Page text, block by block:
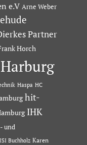
e.V Arne Weber
Partner
Horch
Harburg
Haspa HC
hit-
IHK
und
ISI Buchholz Karen